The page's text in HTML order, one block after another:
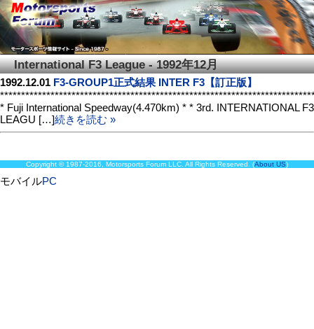
International F3 League - 1992年12月
1992.12.01 F3-GROUP1正式結果 INTER F3【訂正版】
* Fuji International Speedway(4.470km) * * 3rd. INTERNATIONAL F3
LEAGU […]続きを読む »
Copyright © 1987-2016, Motorsports Forum LLC. All Rights Reserved. (About US)
モバイルPC